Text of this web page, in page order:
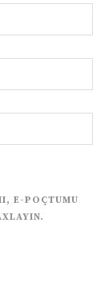
E-POÇTUMU